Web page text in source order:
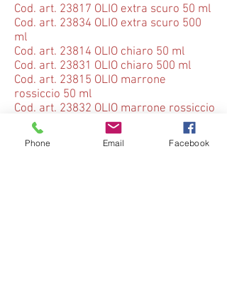
Cod. art. 23817 OLIO extra scuro 50 ml
Cod. art. 23834 OLIO extra scuro 500
ml
Cod. art. 23814 OLIO chiaro 50 ml
Cod. art. 23831 OLIO chiaro 500 ml
Cod. art. 23815 OLIO marrone
rossiccio 50 ml
Cod. art. 23832 OLIO marrone rossiccio
500 ml
Cod. art. 23818 OLIO oro 50 ml
Cod. art. 23830 OLIO oro 500 ml
Phone Email Facebook